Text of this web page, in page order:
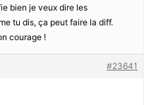
bien je veux dire les
tu dis, ça peut faire la diff.
courage !
#23641